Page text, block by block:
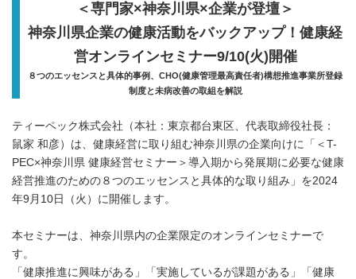
＜専門家×神奈川県×企業が登壇＞
神奈川県企業の健康活動をバックアップ！健康経
営オンラインセミナー9/10(火) 開催
８つのエッセンスと具体的事例、CHO(健康管理最高責任者)構想推進事業所登録
制度と未病改善の取組を解説
ティーペック株式会社（本社：東京都台東区、代表取締役社長：
鼠家 和彦）は、健康経営に取り組む神奈川県の企業向けに「＜T-
PEC×神奈川県 健康経営セミナー＞導入期から発展期に必要な健康
経営推進のための８つのエッセンスと具体的な取り組み」を2024
年9月10日（火）に開催します。
本セミナーは、神奈川県内の企業限定のオンラインセミナーで
す。
「健康推進に興味がある」「実施しているが課題がある」「健康